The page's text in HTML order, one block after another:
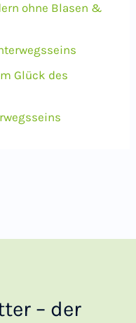
ohne Blasen &
Glück des
– der